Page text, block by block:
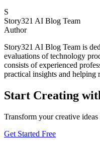
S
Story321 AI Blog Team
Author
Story321 AI Blog Team is
evaluations of technology
consists of experienced
practical insights and helping
Start Creating
Transform your creative
Get Started Free